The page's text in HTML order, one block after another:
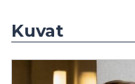
Kuvat